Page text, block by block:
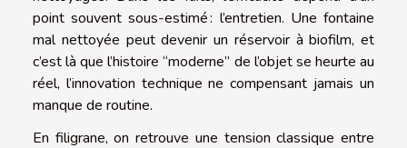
point souvent sous-estimé : l’entretien. Une fontaine
mal nettoyée peut devenir un réservoir à biofilm, et
c’est là que l’histoire “moderne” de l’objet se heurte au
réel, l’innovation technique ne compensant jamais un
manque de routine.
En filigrane, on retrouve une tension classique entre